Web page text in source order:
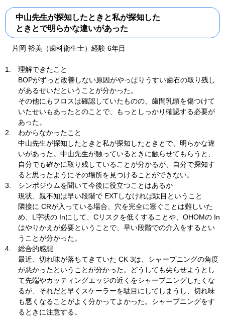
中山先生が探知したときと私が探知した
ときとで明らかな違いがあった
片岡 裕美（歯科衛生士）経験 6年目
1. 理解できたこと
BOPがずっと改善しない原因がやっぱりうすい歯石の取り残し
があるせいだということが分かった。
その他にもフロスは確認していたものの、歯間乳頭を傷つけて
いたせいもあったとのことで、もっとしっかり確認する必要が
あった。
2. わからなかったこと
中山先生が探知したときと私が探知したときとで、明らかな違
いがあった。中山先生が触っているときに触らせてもらうと、
自分でも確かに取り残していることが分かるが、自分で探知す
ると思ったようにその場所を見つけることができない。
3. シンポジウムを聞いて今後に役立つことはあるか
現状、親不知は早い段階で EXTしなければ駄目ということ
隣接に CRが入っている場合、穴を完全に塞ぐことは難しいた
め、L字状の Inにして、Cリスクを低くすることや、OHOMの In
はやりかえが必要ということで、早い段階での介入をするとい
うことが分かった。
4. 総合的感想
最近、切れ味が落ちてきていた CK 3は、シャープニングの角度
が悪かったということが分かった。どうしても尖らせようとし
て先端やカッティングエッジの近くをシャープニングしたくな
るが、それだと早くスケーラーを駄目にしてしまうし、切れ味
も悪くなることがよく分かってよかった。シャープニングをす
るときに注意する。